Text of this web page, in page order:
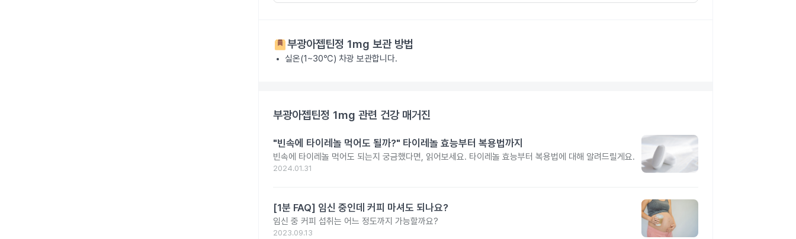
부광아젭틴정 1mg 보관 방법
실온(1~30℃) 차광 보관합니다.
부광아젭틴정 1mg 관련 건강 매거진
"빈속에 타이레놀 먹어도 될까?" 타이레놀 효능부터 복용법까지
빈속에 타이레놀 먹어도 되는지 궁금했다면, 읽어보세요. 타이레놀 효능부터 복용법에 대해 알려드릴게요.
2024.01.31
[1분 FAQ] 임신 중인데 커피 마셔도 되나요?
임신 중 커피 섭취는 어느 정도까지 가능할까요?
2023.09.13